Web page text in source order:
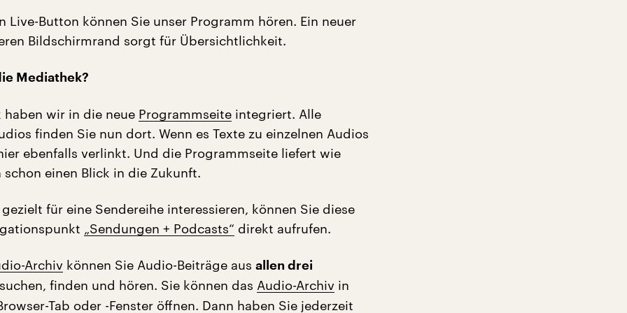
Live-Button können Sie unser Programm hören. Ein neuer
Bildschirmrand sorgt für Übersichtlichkeit.
Mediathek?
haben wir in die neue Programmseite integriert. Alle
finden Sie nun dort. Wenn es Texte zu einzelnen Audios
ebenfalls verlinkt. Und die Programmseite liefert wie
einen Blick in die Zukunft.
für eine Sendereihe interessieren, können Sie diese
„Sendungen + Podcasts“ direkt aufrufen.
Archiv können Sie Audio-Beiträge aus allen drei
finden und hören. Sie können das Audio-Archiv in
Tab oder -Fenster öffnen. Dann haben Sie jederzeit